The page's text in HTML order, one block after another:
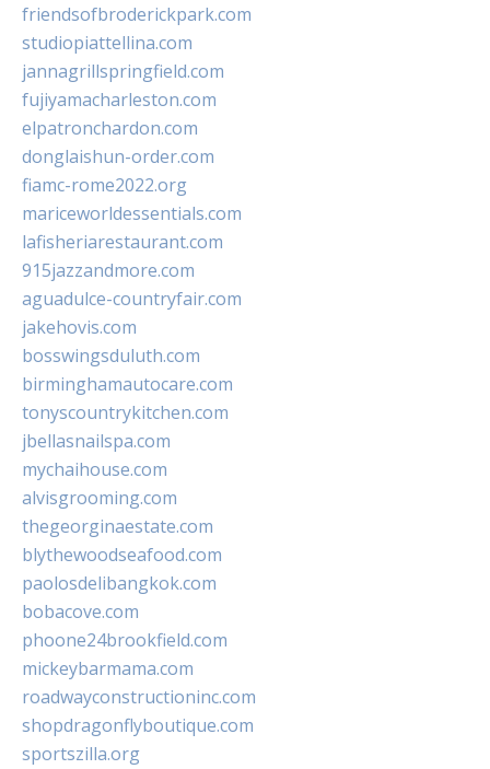
friendsofbroderickpark.com
studiopiattellina.com
jannagrillspringfield.com
fujiyamacharleston.com
elpatronchardon.com
donglaishun-order.com
fiamc-rome2022.org
mariceworldessentials.com
lafisheriarestaurant.com
915jazzandmore.com
aguadulce-countryfair.com
jakehovis.com
bosswingsduluth.com
birminghamautocare.com
tonyscountrykitchen.com
jbellasnailspa.com
mychaihouse.com
alvisgrooming.com
thegeorginaestate.com
blythewoodseafood.com
paolosdelibangkok.com
bobacove.com
phoone24brookfield.com
mickeybarmama.com
roadwayconstructioninc.com
shopdragonflyboutique.com
sportszilla.org